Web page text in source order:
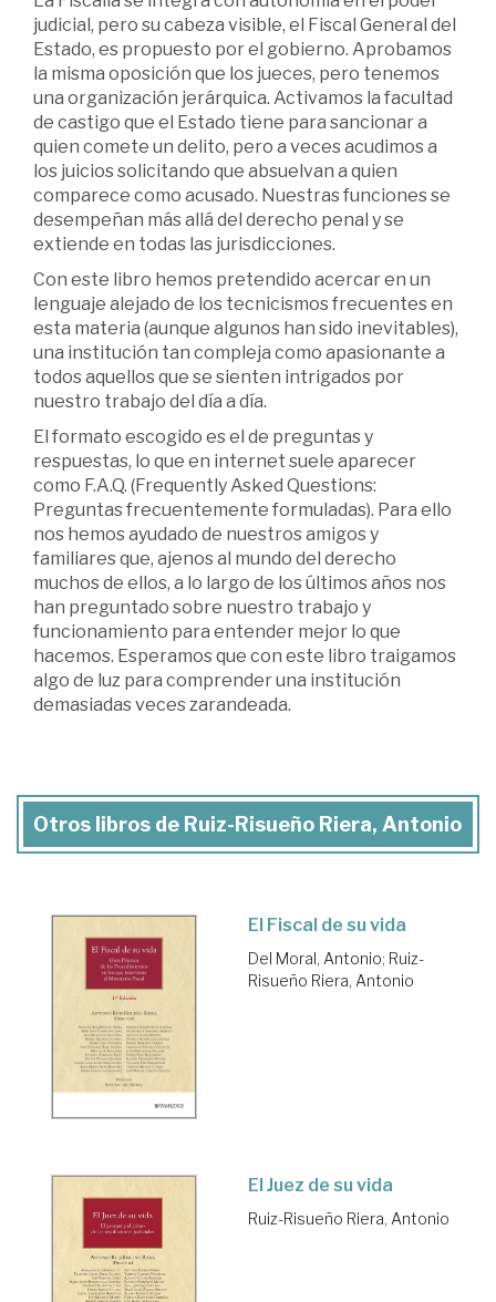
judicial, pero su cabeza visible, el Fiscal General del
Estado, es propuesto por el gobierno. Aprobamos
la misma oposición que los jueces, pero tenemos
una organización jerárquica. Activamos la facultad
de castigo que el Estado tiene para sancionar a
quien comete un delito, pero a veces acudimos a
los juicios solicitando que absuelvan a quien
comparece como acusado. Nuestras funciones se
desempeñan más allá del derecho penal y se
extiende en todas las jurisdicciones.
Con este libro hemos pretendido acercar en un
lenguaje alejado de los tecnicismos frecuentes en
esta materia (aunque algunos han sido inevitables),
una institución tan compleja como apasionante a
todos aquellos que se sienten intrigados por
nuestro trabajo del día a día.
El formato escogido es el de preguntas y
respuestas, lo que en internet suele aparecer
como F.A.Q. (Frequently Asked Questions:
Preguntas frecuentemente formuladas). Para ello
nos hemos ayudado de nuestros amigos y
familiares que, ajenos al mundo del derecho
muchos de ellos, a lo largo de los últimos años nos
han preguntado sobre nuestro trabajo y
funcionamiento para entender mejor lo que
hacemos. Esperamos que con este libro traigamos
algo de luz para comprender una institución
demasiadas veces zarandeada.
Otros libros de Ruiz-Risueño Riera, Antonio
El Fiscal de su vida
Del Moral, Antonio; Ruiz-
Risueño Riera, Antonio
El Juez de su vida
Ruiz-Risueño Riera, Antonio